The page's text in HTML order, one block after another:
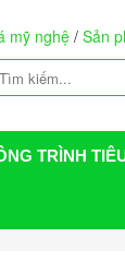
mỹ nghệ/ Sản
TRÌNH